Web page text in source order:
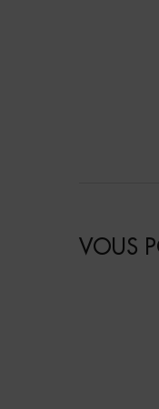
VOUS